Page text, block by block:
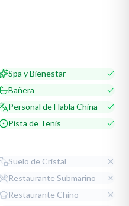
Spa y Bienestar
Bañera
Personal de Habla China
Pista de Tenis
Suelo de Cristal
Restaurante Submarino
Restaurante Chino